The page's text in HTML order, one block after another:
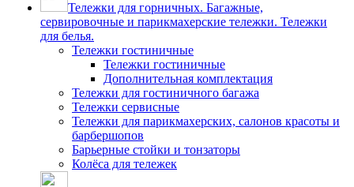
Тележки для горничных. Багажные,
сервировочные и парикмахерские тележки. Тележки
для белья.
Тележки гостиничные
Тележки гостиничные
Дополнительная комплектация
Тележки для гостиничного багажа
Тележки сервисные
Тележки для парикмахерских, салонов красоты и
барбершопов
Барьерные стойки и тонзаторы
Колёса для тележек